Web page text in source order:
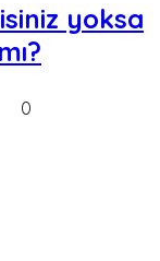
yoksa
0